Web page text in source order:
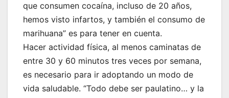
que consumen cocaína, incluso de 20 años,
hemos visto infartos, y también el consumo de
marihuana” es para tener en cuenta.
Hacer actividad física, al menos caminatas de
entre 30 y 60 minutos tres veces por semana,
es necesario para ir adoptando un modo de
vida saludable. “Todo debe ser paulatino… y la